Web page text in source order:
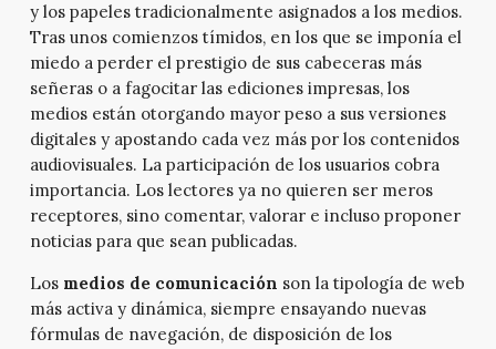
y los papeles tradicionalmente asignados a los medios.
Tras unos comienzos tímidos, en los que se imponía el
miedo a perder el prestigio de sus cabeceras más
señeras o a fagocitar las ediciones impresas, los
medios están otorgando mayor peso a sus versiones
digitales y apostando cada vez más por los contenidos
audiovisuales. La participación de los usuarios cobra
importancia. Los lectores ya no quieren ser meros
receptores, sino comentar, valorar e incluso proponer
noticias para que sean publicadas.
Los medios de comunicación son la tipología de web
más activa y dinámica, siempre ensayando nuevas
fórmulas de navegación, de disposición de los